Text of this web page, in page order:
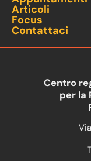
Articoli
Focus
Contattaci
Centro
per la